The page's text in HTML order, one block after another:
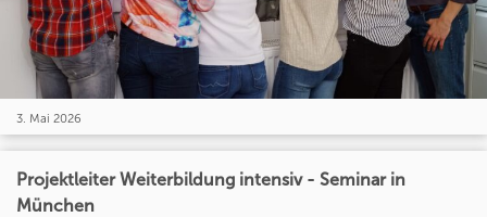
3. Mai 2026
Projektleiter Weiterbildung intensiv - Seminar in
München